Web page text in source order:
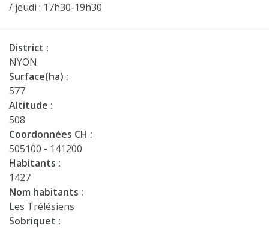
/ jeudi : 17h30-19h30
District :
NYON
Surface(ha) :
577
Altitude :
508
Coordonnées CH :
505100 - 141200
Habitants :
1427
Nom habitants :
Les Trélésiens
Sobriquet :